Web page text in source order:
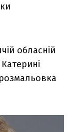
обласній
розмальовка